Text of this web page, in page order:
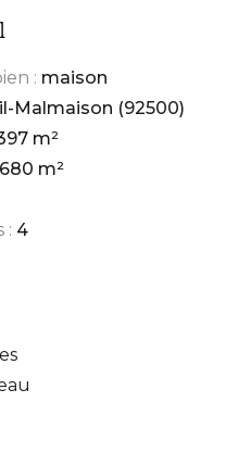
: maison
Malmaison (92500)
m²
m²
: 4